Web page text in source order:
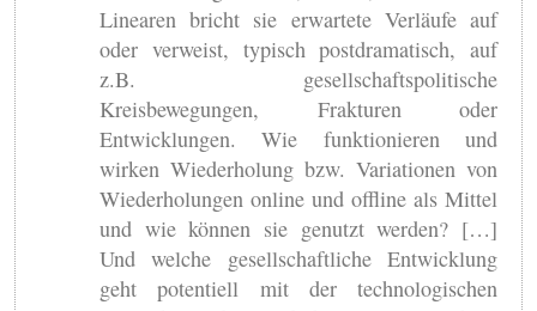
Linearen bricht sie erwartete Verläufe auf
oder verweist, typisch postdramatisch, auf
z.B. gesellschaftspolitische
Kreisbewegungen, Frakturen oder
Entwicklungen. Wie funktionieren und
wirken Wiederholung bzw. Variationen von
Wiederholungen online und offline als Mittel
und wie können sie genutzt werden? […]
Und welche gesellschaftliche Entwicklung
geht potentiell mit der technologischen